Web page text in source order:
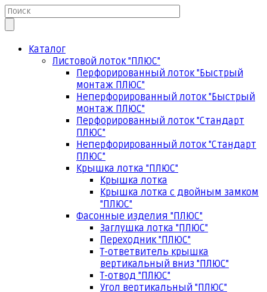
Каталог
Листовой лоток "ПЛЮС"
Перфорированный лоток "Быстрый
монтаж ПЛЮС"
Неперфорированный лоток "Быстрый
монтаж ПЛЮС"
Перфорированный лоток "Стандарт
ПЛЮС"
Неперфорированный лоток "Стандарт
ПЛЮС"
Крышка лотка "ПЛЮС"
Крышка лотка
Крышка лотка с двойным замком
"ПЛЮС"
Фасонные изделия "ПЛЮС"
Заглушка лотка "ПЛЮС"
Переходник "ПЛЮС"
Т-ответвитель крышка
вертикальный вниз "ПЛЮС"
Т-отвод "ПЛЮС"
Угол вертикальный "ПЛЮС"